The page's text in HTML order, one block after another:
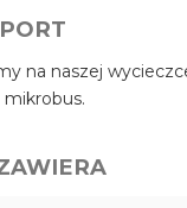
na naszej